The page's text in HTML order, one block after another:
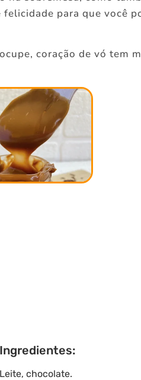
para que você
coração de vó tem
Ingredientes:
Leite, chocolate.